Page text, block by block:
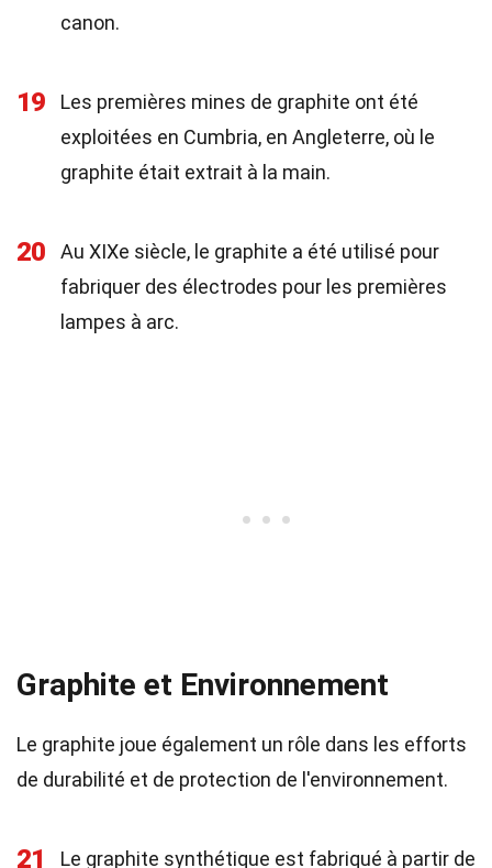
canon.
19
Les premières mines de graphite ont été
exploitées en Cumbria, en Angleterre, où le
graphite était extrait à la main.
20
Au XIXe siècle, le graphite a été utilisé pour
fabriquer des électrodes pour les premières
lampes à arc.
Graphite et Environnement
Le graphite joue également un rôle dans les efforts
de durabilité et de protection de l'environnement.
21 Le graphite synthétique est fabriqué à partir de